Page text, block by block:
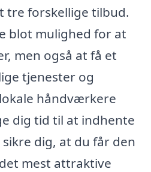
tre forskellige tilbud.
blot mulighed for at
men også at få et
tjenester og
håndværkere
dig tid til at indhente
dig, at du får den
mest attraktive